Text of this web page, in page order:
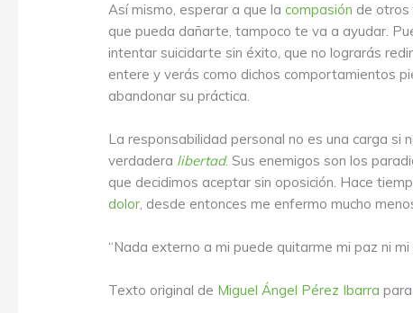
Así mismo, esperar a que lacompasión de otros
que pueda dañarte, tampoco te va a ayudar.
intentar suicidarte sin éxito, que no lograrás
entere y verás como dichos comportamientos
abandonar su práctica.
La responsabilidad personal no es una carga si
verdadera libertad. Sus enemigos son los
que decidimos aceptar sin oposición. Hace
dolor, desde entonces me enfermo mucho
“Nada externo a mi puede quitarme mi paz ni mi
Texto original de Miguel Ángel Pérez Ibarra para